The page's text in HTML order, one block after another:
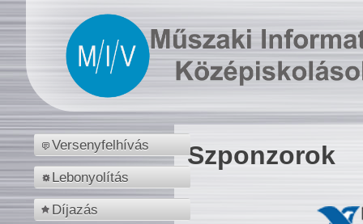
Versenyfelhívás
Lebonyolítás
Díjazás
Szponzorok